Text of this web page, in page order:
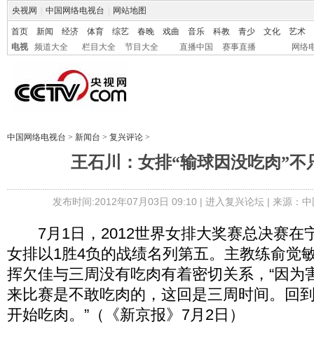
央视网 中国网络电视台 网站地图
首页 新闻 经济 体育 综艺 春晚 戏曲 音乐 科教 青少 文化
艺术
电视
频道大全 栏目大全 节目大全 直播中国 赛事直播 网络
中国网络电视台 > 新闻台 > 复兴评论 >
王石川：女排“输球因没吃肉”不
发布时间:2012年07月03日 09:10 | 进入复兴论坛| 来源：
7月1日，2012世界女排大奖赛总决赛在
女排以1胜4负的战绩名列第五。主教练俞觉
挥欠佳与三周没有吃肉有着密切关系，“因为
来比赛是不敢吃肉的，这回是三周时间。回
开始吃肉。”（《新京报》7月2日）